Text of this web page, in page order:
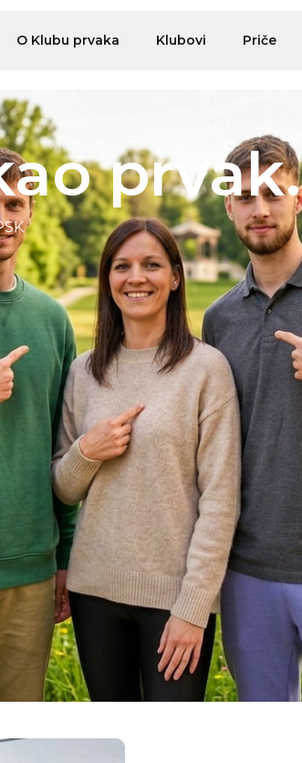
O Klubu prvaka Klubovi Priče
prvak.